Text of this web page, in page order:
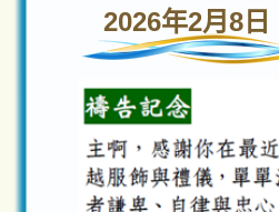
2026年2月8日